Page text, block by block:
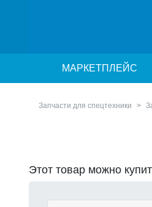
МАРКЕТПЛЕЙС
Запчасти для спецтехники
Этот товар можно